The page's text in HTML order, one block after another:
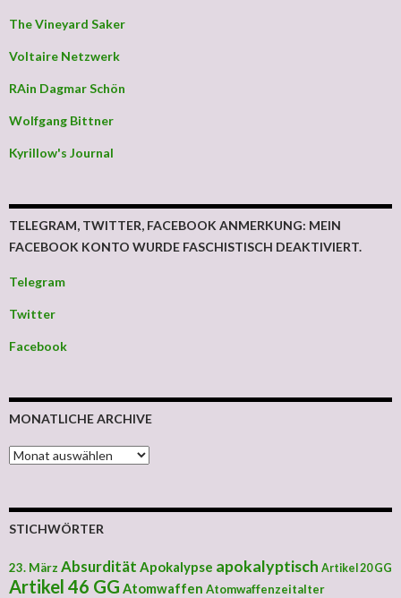
The Vineyard Saker
Voltaire Netzwerk
RAin Dagmar Schön
Wolfgang Bittner
Kyrillow's Journal
TELEGRAM, TWITTER, FACEBOOK ANMERKUNG: MEIN
FACEBOOK KONTO WURDE FASCHISTISCH DEAKTIVIERT.
Telegram
Twitter
Facebook
MONATLICHE ARCHIVE
MONATLICHE ARCHIVE
STICHWÖRTER
23. März Absurdität Apokalypse apokalyptisch Artikel 20 GG
Artikel 46 GG Atomwaffen Atomwaffenzeitalter